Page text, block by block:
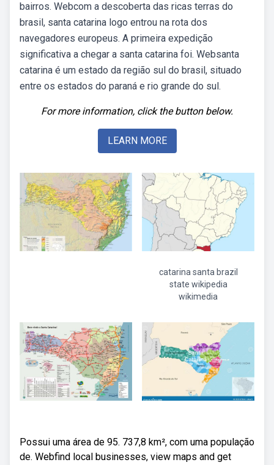
bairros. Webcom a descoberta das ricas terras do
brasil, santa catarina logo entrou na rota dos
navegadores europeus. A primeira expedição
significativa a chegar a santa catarina foi. Websanta
catarina é um estado da região sul do brasil, situado
entre os estados do paraná e rio grande do sul.
For more information, click the button below.
LEARN MORE
catarina santa brazil
state wikipedia
wikimedia
Possui uma área de 95. 737,8 km², com uma população
de. Webfind local businesses, view maps and get